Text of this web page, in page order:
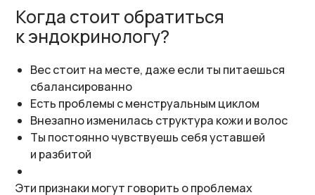
сбалансированно
Есть проблемы с менструальным циклом
Внезапно изменилась структура кожи и волос
и разбитой
Эти признаки могут говорить о проблемах
с щитовидной железой,
инсулинорезистентности или синдроме
поликистозных яичников (СПКЯ). И только
эндокринолог поможет разобраться в чем
причина!